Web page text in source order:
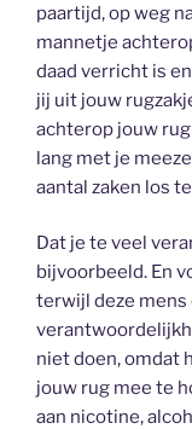
paartijd, op weg
mannetje
daad verricht is
jij uit jouw
achterop jouw
lang met je
aantal zaken los
Dat je te veel
bijvoorbeeld. En
terwijl deze mens
niet doen, omdat
jouw rug mee te
aan nicotine,